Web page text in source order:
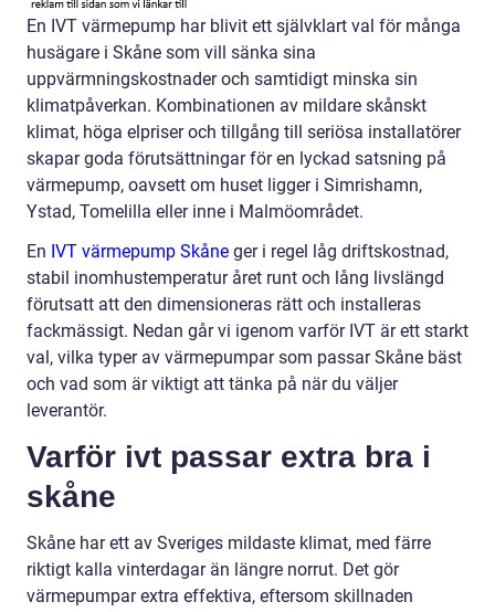
En IVT värmepump har blivit ett självklart val för många
husägare i Skåne som vill sänka sina
uppvärmningskostnader och samtidigt minska sin
klimatpåverkan. Kombinationen av mildare skånskt
klimat, höga elpriser och tillgång till seriösa installatörer
skapar goda förutsättningar för en lyckad satsning på
värmepump, oavsett om huset ligger i Simrishamn,
Ystad, Tomelilla eller inne i Malmöområdet.
En IVT värmepump Skåne ger i regel låg driftskostnad,
stabil inomhustemperatur året runt och lång livslängd
förutsatt att den dimensioneras rätt och installeras
fackmässigt. Nedan går vi igenom varför IVT är ett starkt
val, vilka typer av värmepumpar som passar Skåne bäst
och vad som är viktigt att tänka på när du väljer
leverantör.
Varför ivt passar extra bra i
skåne
Skåne har ett av Sveriges mildaste klimat, med färre
riktigt kalla vinterdagar än längre norrut. Det gör
värmepumpar extra effektiva, eftersom skillnaden